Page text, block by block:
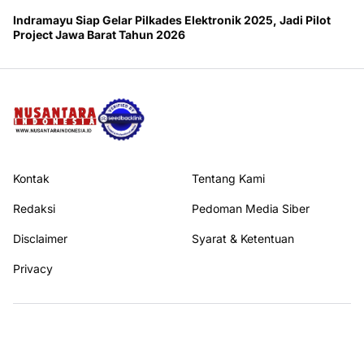
Indramayu Siap Gelar Pilkades Elektronik 2025, Jadi Pilot
Project Jawa Barat Tahun 2026
Kontak Tentang Kami
Redaksi Pedoman Media Siber
Disclaimer Syarat & Ketentuan
Privacy